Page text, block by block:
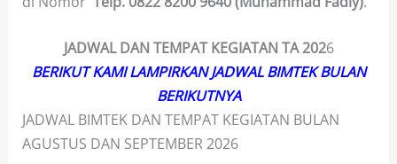
JADWAL DAN TEMPAT KEGIATAN TA 2026
BERIKUT KAMI LAMPIRKAN JADWAL BIMTEK BULAN
BERIKUTNYA
JADWAL BIMTEK DAN TEMPAT KEGIATAN BULAN
AGUSTUS DAN SEPTEMBER 2026